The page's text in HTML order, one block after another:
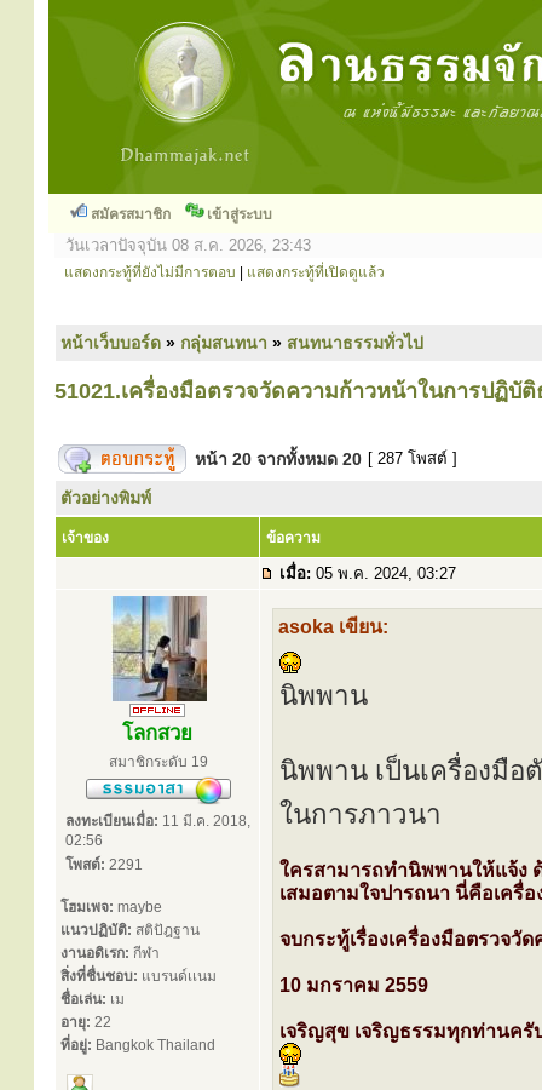
สมัครสมาชิก เข้าสู่ระบบ
วันเวลาปัจจุบัน 08 ส.ค. 2026, 23:43
แสดงกระทู้ที่ยังไม่มีการตอบ แสดงกระทู้ที่เปิดดูแล้ว
หน้าเว็บบอร์ด » กลุ่มสนทนา » สนทนาธรรมทั่วไป
51021.เครื่องมือตรวจวัดความก้าวหน้าในการปฏิบัติ
หน้า 20 จากทั้งหมด 20 [ 287 โพสต์ ]
ตัวอย่างพิมพ์
เจ้าของ ข้อความ
เมื่อ: 05 พ.ค. 2024, 03:27
โลกสวย
สมาชิกระดับ 19
ลงทะเบียนเมื่อ: 11 มี.ค. 2018,
02:56
โพสต์: 2291
โฮมเพจ: maybe
แนวปฏิบัติ: สติปัฎฐาน
งานอดิเรก: กีฬา
สิ่งที่ชื่นชอบ: แบรนด์เเนม
ชื่อเล่น: เม
อายุ: 22
ที่อยู่: Bangkok Thailand
asoka เขียน:
นิพพาน
นิพพาน เป็นเครื่องมื
ในการภาวนา
ใครสามารถทำนิพพานให้แจ้ง
เสมอตามใจปารถนา นี่คือเครื่
จบกระทู้เรื่องเครื่องมือตรวจวั
10 มกราคม 2559
เจริญสุข เจริญธรรมทุกท่านครั